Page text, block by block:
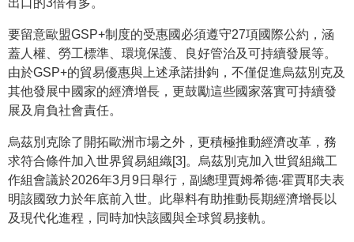
出口的3倍有多。
要留意歐盟GSP+制度的受惠國必須遵守27項國際公約，涵
蓋人權、勞工標準、環境保護、良好管治及可持續發展等。
由於GSP+的貿易優惠與上述承諾掛鉤，不僅促進烏茲別克及
其他發展中國家的經濟增長，更鼓勵這些國家落實可持續發
展及肩負社會責任。
烏茲別克除了開拓歐洲市場之外，更積極推動經濟改革，務
求符合條件加入世界貿易組織[3]。烏茲別克加入世貿組織工
作組會議於2026年3月9日舉行，副總理賈姆希德‧霍賈耶夫表
明該國致力於年底前入世。此舉料有助推動長期經濟增長以
及現代化進程，同時加快該國與全球貿易接軌。